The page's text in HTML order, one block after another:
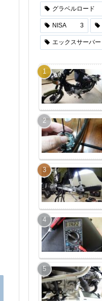
グラベルロード
NISA 3
エックスサーバー